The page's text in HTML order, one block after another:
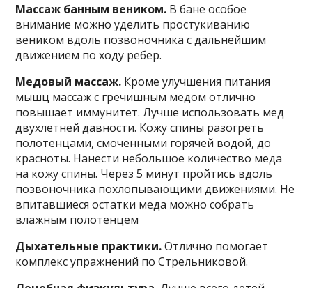
Массаж банным веником. В бане особое
внимание можно уделить простукиванию
веником вдоль позвоночника с дальнейшим
движением по ходу ребер.
Медовый массаж. Кроме улучшения питания
мышц массаж с гречишным медом отлично
повышает иммунитет. Лучше использовать мед
двухлетней давности. Кожу спины разогреть
полотенцами, смоченными горячей водой, до
красноты. Нанести небольшое количество меда
на кожу спины. Через 5 минут пройтись вдоль
позвоночника похлопывающими движениями. Не
впитавшиеся остатки меда можно собрать
влажным полотенцем
Дыхательные практики.Отлично помогает
комплекс упражнений по Стрельниковой.